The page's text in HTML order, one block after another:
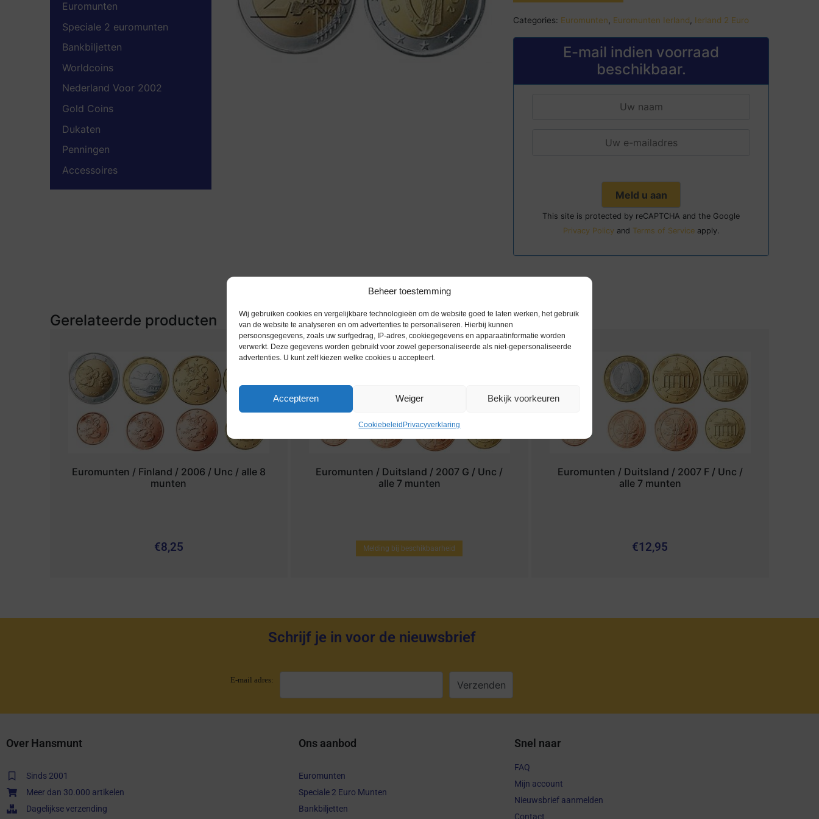
Beheer toestemming
Wij gebruiken cookies en vergelijkbare technologieën om de website goed te laten werken, het gebruik
van de website te analyseren en om advertenties te personaliseren. Hierbij kunnen
persoonsgegevens, zoals uw surfgedrag, IP-adres, cookiegegevens en apparaatinformatie worden
verwerkt. Deze gegevens worden gebruikt voor zowel gepersonaliseerde als niet-gepersonaliseerde
advertenties. U kunt zelf kiezen welke cookies u accepteert.
Accepteren Weiger Bekijk voorkeuren
CookiebeleidPrivacyverklaring
Categories: Euromunten Euromunten Ierland Ierland 2 Euro
E-mail indien voorraad
beschikbaar.
This site is protected by reCAPTCHA and the Google
Privacy Policy and Terms of Service apply.
Euromunten
Speciale 2 euromunten
Bankbiljetten
Worldcoins
Nederland Voor 2002
Gold Coins
Dukaten
Penningen
Accessoires
Gerelateerde producten
Euromunten / Finland / 2006 / Unc / alle 8
munten
€8,25
Euromunten / Duitsland / 2007 G / Unc /
alle 7 munten
Melding bij beschikbaarheid
Euromunten / Duitsland / 2007 F / Unc /
alle 7 munten
€12,95
Schrijf je in voor de nieuwsbrief
E-mail adres:
Over Hansmunt
Sinds 2001
Meer dan 30.000 artikelen
Dagelijkse verzending
Ons aanbod
Euromunten
Speciale 2 Euro Munten
Bankbiljetten
Snel naar
FAQ
Mijn account
Nieuwsbrief aanmelden
Contact